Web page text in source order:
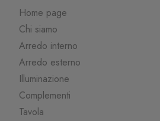
Home page
Chi siamo
Arredo interno
Arredo esterno
Illuminazione
Complementi
Tavola